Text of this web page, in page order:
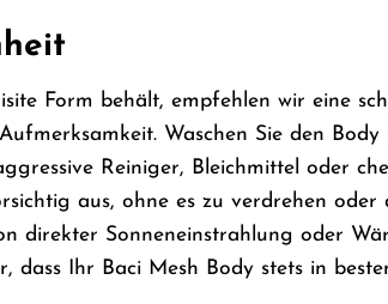
Form behält, empfehlen wir eine
Waschen Sie den Body
Reiniger, Bleichmittel oder
aus, ohne es zu verdrehen oder
direkter Sonneneinstrahlung oder
dass Ihr Baci Mesh Body stets in